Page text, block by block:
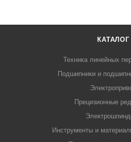
КАТАЛОГ
Техника линейных
Подшипники и
Прецизионные
Инструменты и